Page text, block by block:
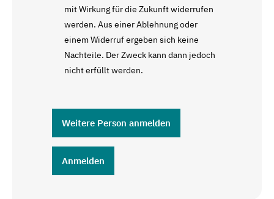
mit Wirkung für die Zukunft widerrufen
werden. Aus einer Ablehnung oder
einem Widerruf ergeben sich keine
Nachteile. Der Zweck kann dann jedoch
nicht erfüllt werden.
Weitere Person anmelden
Anmelden